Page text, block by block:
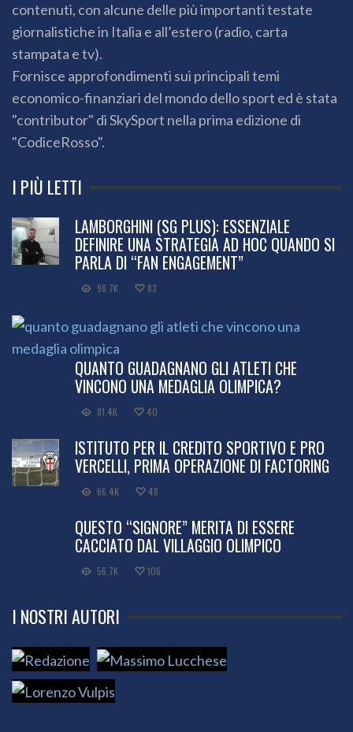
contenuti, con alcune delle più importanti testate
giornalistiche in Italia e all’estero (radio, carta
stampata e tv).
Fornisce approfondimenti sui principali temi
economico-finanziari del mondo dello sport ed è stata
"contributor" di SkySport nella prima edizione di
"CodiceRosso".
I PIÙ LETTI
LAMBORGHINI (SG PLUS): ESSENZIALE
DEFINIRE UNA STRATEGIA AD HOC QUANDO SI
PARLA DI “FAN ENGAGEMENT”
98.7K 83
QUANTO GUADAGNANO GLI ATLETI CHE
VINCONO UNA MEDAGLIA OLIMPICA?
81.4K 40
ISTITUTO PER IL CREDITO SPORTIVO E PRO
VERCELLI, PRIMA OPERAZIONE DI FACTORING
66.4K 48
QUESTO “SIGNORE” MERITA DI ESSERE
CACCIATO DAL VILLAGGIO OLIMPICO
56.7K 106
I NOSTRI AUTORI